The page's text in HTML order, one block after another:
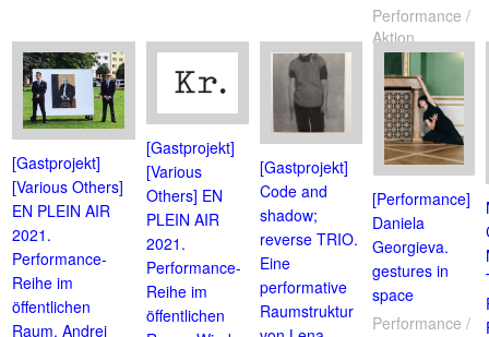
Performance /
Aktion
[Gastprojekt]
[Various Others]
EN PLEIN AIR
2021.
Performance-
Reihe im
öffentlichen
Raum. Andrej
[Gastprojekt]
[Various
Others] EN
PLEIN AIR
2021.
Performance-
Reihe im
öffentlichen
[Gastprojekt]
Code and
shadow;
reverse TRIO.
Eine
performative
Raumstruktur
[Performance]
Daniela
Georgieva.
gestures in
space
Performance /